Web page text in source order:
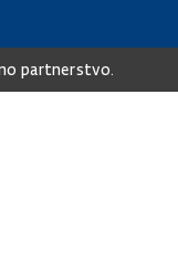
partnerstvo.